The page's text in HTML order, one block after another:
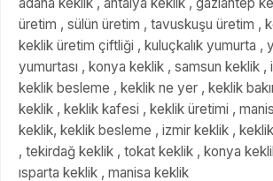
üretim , sülün üretim , tavuskuşu üretim ,
keklik üretim çiftliği , kuluçkalık yumurta ,
yumurtası , konya keklik , samsun keklik ,
keklik besleme , keklik ne yer , keklik
keklik , keklik kafesi , keklik üretimi ,
keklik, keklik besleme , izmir keklik ,
, tekirdağ keklik , tokat keklik , konya
ısparta keklik , manisa keklik